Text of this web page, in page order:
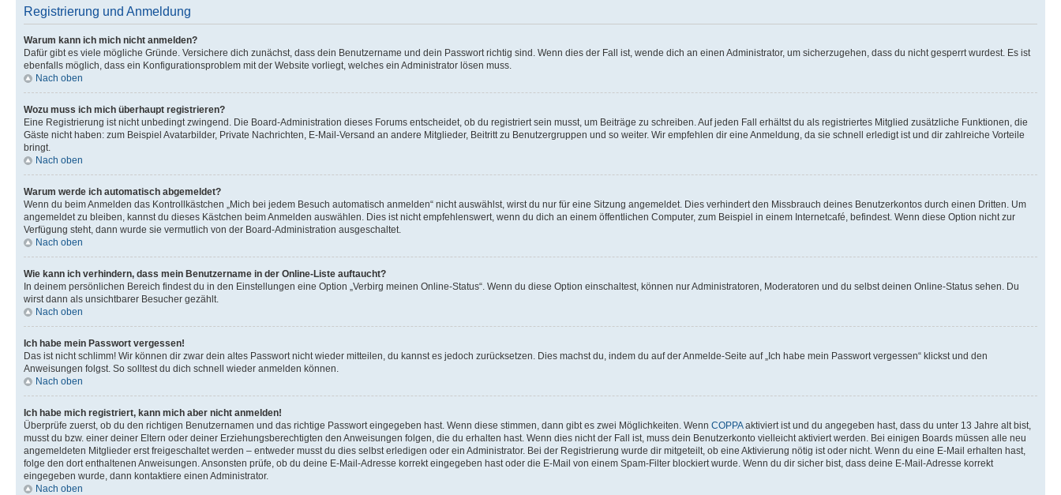
Registrierung und Anmeldung
Warum kann ich mich nicht anmelden?
Dafür gibt es viele mögliche Gründe. Versichere dich zunächst, dass dein Benutzername und dein Passwort richtig sind. Wenn dies der Fall ist, wende dich an einen Administrator, um sicherzugehen, dass du nicht gesperrt wurdest. Es ist
ebenfalls möglich, dass ein Konfigurationsproblem mit der Website vorliegt, welches ein Administrator lösen muss.
Nach oben
Wozu muss ich mich überhaupt registrieren?
Eine Registrierung ist nicht unbedingt zwingend. Die Board-Administration dieses Forums entscheidet, ob du registriert sein musst, um Beiträge zu schreiben. Auf jeden Fall erhältst du als registriertes Mitglied zusätzliche Funktionen, die
Gäste nicht haben: zum Beispiel Avatarbilder, Private Nachrichten, E-Mail-Versand an andere Mitglieder, Beitritt zu Benutzergruppen und so weiter. Wir empfehlen dir eine Anmeldung, da sie schnell erledigt ist und dir zahlreiche Vorteile
bringt.
Nach oben
Warum werde ich automatisch abgemeldet?
Wenn du beim Anmelden das Kontrollkästchen „Mich bei jedem Besuch automatisch anmelden“ nicht auswählst, wirst du nur für eine Sitzung angemeldet. Dies verhindert den Missbrauch deines Benutzerkontos durch einen Dritten. Um
angemeldet zu bleiben, kannst du dieses Kästchen beim Anmelden auswählen. Dies ist nicht empfehlenswert, wenn du dich an einem öffentlichen Computer, zum Beispiel in einem Internetcafé, befindest. Wenn diese Option nicht zur
Verfügung steht, dann wurde sie vermutlich von der Board-Administration ausgeschaltet.
Nach oben
Wie kann ich verhindern, dass mein Benutzername in der Online-Liste auftaucht?
In deinem persönlichen Bereich findest du in den Einstellungen eine Option „Verbirg meinen Online-Status“. Wenn du diese Option einschaltest, können nur Administratoren, Moderatoren und du selbst deinen Online-Status sehen. Du
wirst dann als unsichtbarer Besucher gezählt.
Nach oben
Ich habe mein Passwort vergessen!
Das ist nicht schlimm! Wir können dir zwar dein altes Passwort nicht wieder mitteilen, du kannst es jedoch zurücksetzen. Dies machst du, indem du auf der Anmelde-Seite auf „Ich habe mein Passwort vergessen“ klickst und den
Anweisungen folgst. So solltest du dich schnell wieder anmelden können.
Nach oben
Ich habe mich registriert, kann mich aber nicht anmelden!
Überprüfe zuerst, ob du den richtigen Benutzernamen und das richtige Passwort eingegeben hast. Wenn diese stimmen, dann gibt es zwei Möglichkeiten. Wenn COPPAaktiviert ist und du angegeben hast, dass du unter 13 Jahre alt bist,
musst du bzw. einer deiner Eltern oder deiner Erziehungsberechtigten den Anweisungen folgen, die du erhalten hast. Wenn dies nicht der Fall ist, muss dein Benutzerkonto vielleicht aktiviert werden. Bei einigen Boards müssen alle neu
angemeldeten Mitglieder erst freigeschaltet werden – entweder musst du dies selbst erledigen oder ein Administrator. Bei der Registrierung wurde dir mitgeteilt, ob eine Aktivierung nötig ist oder nicht. Wenn du eine E-Mail erhalten hast,
folge den dort enthaltenen Anweisungen. Ansonsten prüfe, ob du deine E-Mail-Adresse korrekt eingegeben hast oder die E-Mail von einem Spam-Filter blockiert wurde. Wenn du dir sicher bist, dass deine E-Mail-Adresse korrekt
eingegeben wurde, dann kontaktiere einen Administrator.
Nach oben